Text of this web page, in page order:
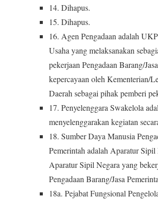
14. Dihapus.
15. Dihapus.
16. Agen Pengadaan adalah
Usaha yang melaksanakan
pekerjaan Pengadaan Barang/
kepercayaan oleh Kementerian/
Daerah sebagai pihak pemberi
17. Penyelenggara Swakelola
menyelenggarakan kegiatan
18. Sumber Daya Manusia
Pemerintah adalah Aparatur
Aparatur Sipil Negara yang
Pengadaan Barang/Jasa
18a. Pejabat Fungsional